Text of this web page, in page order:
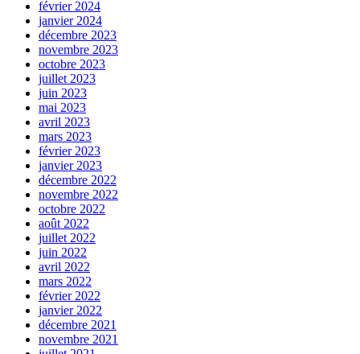
février 2024
janvier 2024
décembre 2023
novembre 2023
octobre 2023
juillet 2023
juin 2023
mai 2023
avril 2023
mars 2023
février 2023
janvier 2023
décembre 2022
novembre 2022
octobre 2022
août 2022
juillet 2022
juin 2022
avril 2022
mars 2022
février 2022
janvier 2022
décembre 2021
novembre 2021